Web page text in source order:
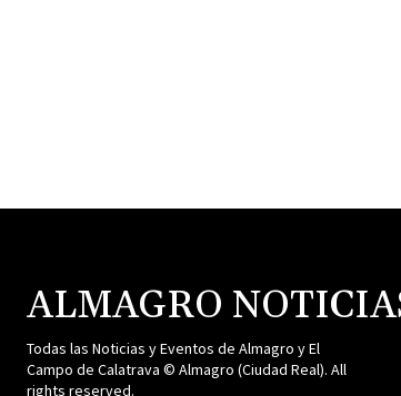
ALMAGRO
Todas las Noticias y Eventos de Almagro y El
Campo de Calatrava © Almagro (Ciudad Real). All
rights reserved.